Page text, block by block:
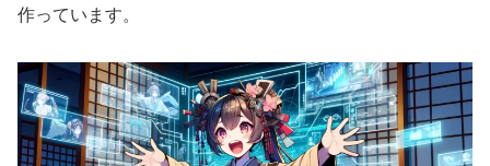
作っています。